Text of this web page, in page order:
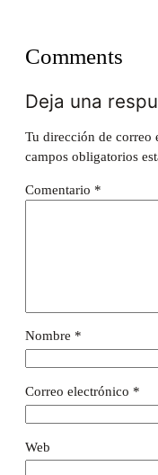
Comments
Deja una
Tu dirección de correo
campos obligatorios
Comentario *
Nombre *
Correo electrónico *
Web